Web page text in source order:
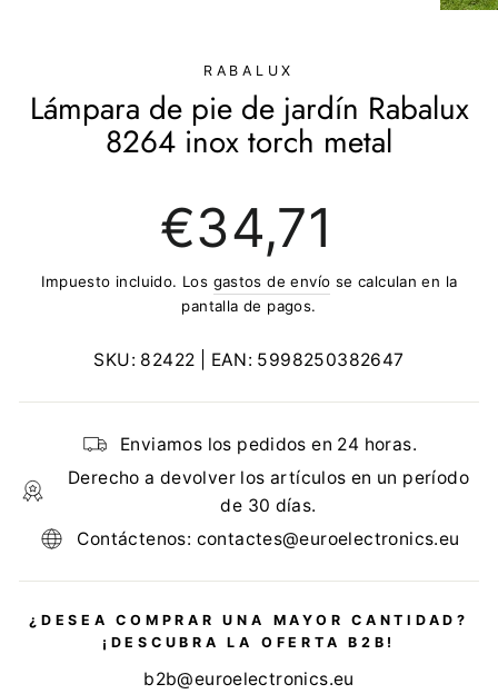
(ESC)
RABALUX
Lámpara de pie de jardín Rabalux
8264 inox torch metal
regular
€34,71
Impuesto incluido. Los gastos de envío se calculan en la
pantalla de pagos.
SKU: 82422 | EAN: 5998250382647
Enviamos los pedidos en 24 horas.
Derecho a devolver los artículos en un período
de 30 días.
Contáctenos: contactes@euroelectronics.eu
¿DESEA COMPRAR UNA MAYOR CANTIDAD?
¡DESCUBRA LA OFERTA B2B!
b2b@euroelectronics.eu